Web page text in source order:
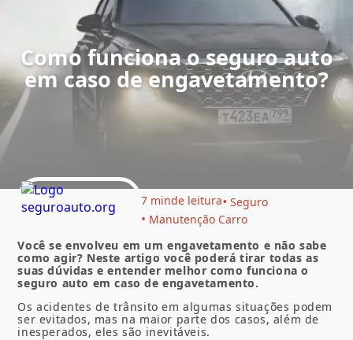
Como funciona o seguro auto
em caso de engavetamento?
7 minde leitura Seguro
Manutenção Carro
Você se envolveu em um engavetamento e não sabe
como agir? Neste artigo você poderá tirar todas as
suas dúvidas e entender melhor como funciona o
seguro auto em caso de engavetamento.
Os acidentes de trânsito em algumas situações podem
ser evitados, mas na maior parte dos casos, além de
inesperados, eles são inevitáveis.